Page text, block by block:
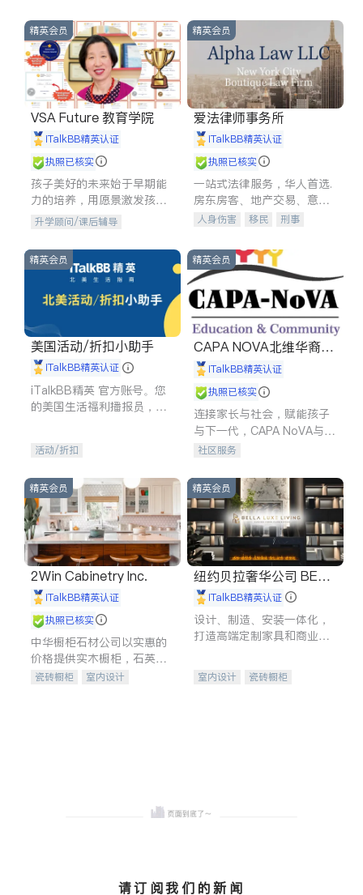
商铺租售
开发商建商
精英会员
VSA Future 教育学院
iTalkBB精英认证
执照已核实
孩子美好的未来始于早期能
力的培养，用愿景激发孩子
的学习潜力和动力。理念：
拥有成长型心态是成功的基
石。
升学顾问/课后辅导
精英会员
爱法律师事务所
iTalkBB精英认证
执照已核实
一站式法律服务，华人首选.
房东房客、地产交易、意外
伤害、车祸重伤、商业诉
建筑合同、刑事案件全包办
人身伤害 移民
刑事
信托/遗嘱
商业
索赔
律师-其它 保释
精英会员
美国活动/折扣小助手
iTalkBB精英认证
iTalkBB精英 官方账号。您
的美国生活福利播报员，精
专属福利。
活动/折扣
精英会员
CAPA NOVA北维华裔家
长会iTalkBB精英认证
执照已核实
连接家长与社会，赋能孩子
与下一代，CAPA NoVA与您
携手建设包容、公平、充满
社区服务
精英会员
2Win Cabinetry Inc.
iTalkBB精英认证
执照已核实
中华橱柜石材公司以实惠的
价格提供实木橱柜，石英石
台面，多种优质不锈钢水
瓷砖橱柜
室内设计
精英会员
纽约贝拉奢华公司 BELL
A LUXE
iTalkBB精英认证
设计、制造、安装一体化，
打造高端定制家具和商业空
室内设计
瓷砖橱柜
请订阅我们的新闻